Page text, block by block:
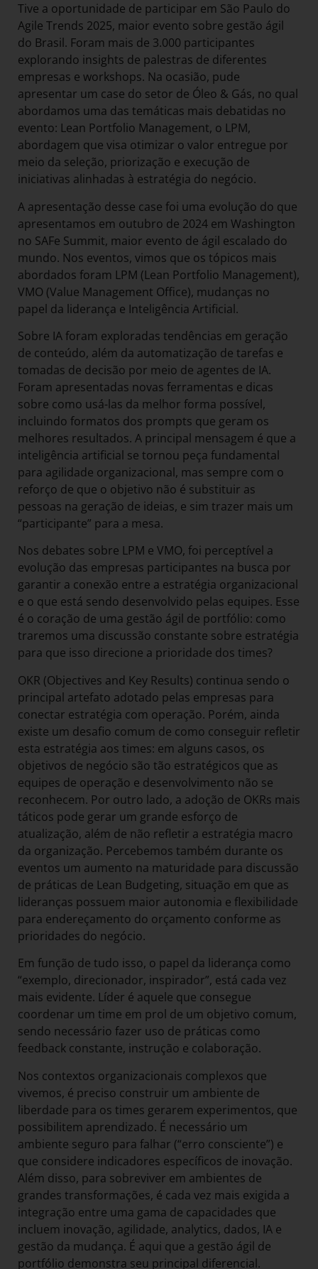
Tive a oportunidade de participar em São Paulo do
Agile Trends 2025, maior evento sobre gestão ágil
do Brasil. Foram mais de 3.000 participantes
explorando insights de palestras de diferentes
empresas e workshops. Na ocasião, pude
apresentar um case do setor de Óleo & Gás, no qual
abordamos uma das temáticas mais debatidas no
evento: Lean Portfolio Management, o LPM,
abordagem que visa otimizar o valor entregue por
meio da seleção, priorização e execução de
iniciativas alinhadas à estratégia do negócio.
A apresentação desse case foi uma evolução do que
apresentamos em outubro de 2024 em Washington
no SAFe Summit, maior evento de ágil escalado do
mundo. Nos eventos, vimos que os tópicos mais
abordados foram LPM (Lean Portfolio Management),
VMO (Value Management Office), mudanças no
papel da liderança e Inteligência Artificial.
Sobre IA foram exploradas tendências em geração
de conteúdo, além da automatização de tarefas e
tomadas de decisão por meio de agentes de IA.
Foram apresentadas novas ferramentas e dicas
sobre como usá-las da melhor forma possível,
incluindo formatos dos prompts que geram os
melhores resultados. A principal mensagem é que a
inteligência artificial se tornou peça fundamental
para agilidade organizacional, mas sempre com o
reforço de que o objetivo não é substituir as
pessoas na geração de ideias, e sim trazer mais um
“participante” para a mesa.
Nos debates sobre LPM e VMO, foi perceptível a
evolução das empresas participantes na busca por
garantir a conexão entre a estratégia organizacional
e o que está sendo desenvolvido pelas equipes. Esse
é o coração de uma gestão ágil de portfólio: como
traremos uma discussão constante sobre estratégia
para que isso direcione a prioridade dos times?
OKR (Objectives and Key Results) continua sendo o
principal artefato adotado pelas empresas para
conectar estratégia com operação. Porém, ainda
existe um desafio comum de como conseguir refletir
esta estratégia aos times: em alguns casos, os
objetivos de negócio são tão estratégicos que as
equipes de operação e desenvolvimento não se
reconhecem. Por outro lado, a adoção de OKRs mais
táticos pode gerar um grande esforço de
atualização, além de não refletir a estratégia macro
da organização. Percebemos também durante os
eventos um aumento na maturidade para discussão
de práticas de Lean Budgeting, situação em que as
lideranças possuem maior autonomia e flexibilidade
para endereçamento do orçamento conforme as
prioridades do negócio.
Em função de tudo isso, o papel da liderança como
“exemplo, direcionador, inspirador”, está cada vez
mais evidente. Líder é aquele que consegue
coordenar um time em prol de um objetivo comum,
sendo necessário fazer uso de práticas como
feedback constante, instrução e colaboração.
Nos contextos organizacionais complexos que
vivemos, é preciso construir um ambiente de
liberdade para os times gerarem experimentos, que
possibilitem aprendizado. É necessário um
ambiente seguro para falhar (“erro consciente”) e
que considere indicadores específicos de inovação.
Além disso, para sobreviver em ambientes de
grandes transformações, é cada vez mais exigida a
integração entre uma gama de capacidades que
incluem inovação, agilidade, analytics, dados, IA e
gestão da mudança. É aqui que a gestão ágil de
portfólio demonstra seu principal diferencial.